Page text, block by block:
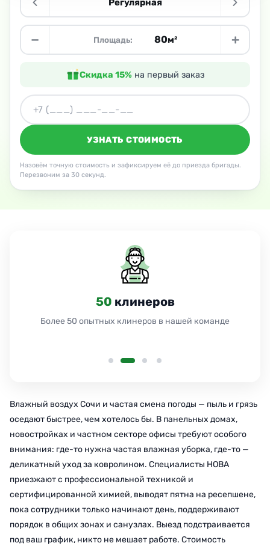
Регулярная
− Площадь: м² +
Скидка 15%на первый заказ
УЗНАТЬ СТОИМОСТЬ
Назовём точную стоимость и зафиксируем её до приезда бригады.
Перезвоним за 30 секунд.
50 клинеров
Более 50 опытных клинеров в нашей команде
Влажный воздух Сочи и частая смена погоды — пыль и грязь
оседают быстрее, чем хотелось бы. В панельных домах,
новостройках и частном секторе офисы требуют особого
внимания: где-то нужна частая влажная уборка, где-то —
деликатный уход за ковролином. Специалисты НОВА
приезжают с профессиональной техникой и
сертифицированной химией, выводят пятна на ресепшене,
пока сотрудники только начинают день, поддерживают
порядок в общих зонах и санузлах. Выезд подстраивается
под ваш график, никто не мешает работе. Стоимость